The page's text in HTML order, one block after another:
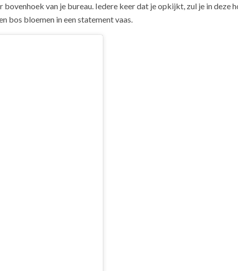
van je bureau. Iedere keer dat je opkijkt, zul je in deze
bos bloemen in een statement vaas.